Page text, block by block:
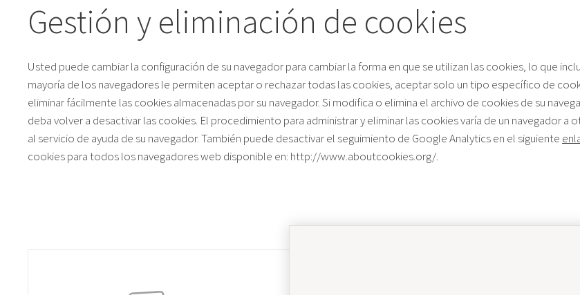
Gestión y eliminación de cookies
Usted puede cambiar la configuración de su navegador para cambiar la forma en que se utilizan las cookies, lo que
mayoría de los navegadores le permiten aceptar o rechazar todas las cookies, aceptar solo un tipo específico de
eliminar fácilmente las cookies almacenadas por su navegador. Si modifica o elimina el archivo de cookies de su
deba volver a desactivar las cookies. El procedimiento para administrar y eliminar las cookies varía de un navegador
al servicio de ayuda de su navegador. También puede desactivar el seguimiento de Google Analytics en el siguiente
cookies para todos los navegadores web disponible en: http://www.aboutcookies.org/.